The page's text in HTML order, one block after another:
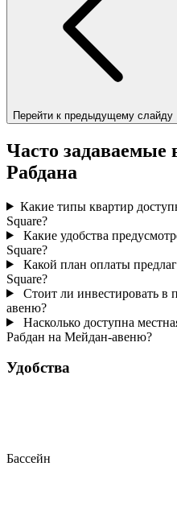
Перейти к предыдущему слайду
Часто
Рабдана
Какие типы квартир
Square?
Какие удобства
Square?
Какой план оплаты
Square?
Стоит ли инвестировать
авеню?
Насколько доступна
Рабдан на Мейдан-авеню?
Удобства
Бассейн